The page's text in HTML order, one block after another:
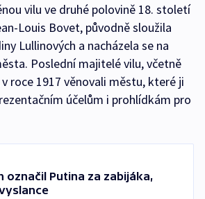
vilu ve druhé polovině 18. století
Louis Bovet, původně sloužila
Lullinových a nacházela se na
Poslední majitelé vilu, včetně
roce 1917 věnovali městu, které ji
účelům i prohlídkám pro
označil Putina za zabijáka,